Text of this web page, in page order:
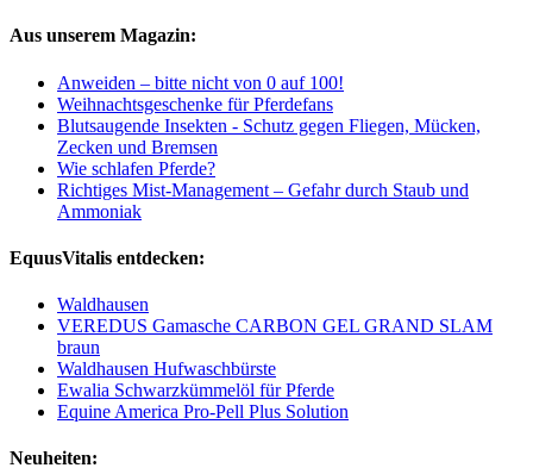
Aus unserem Magazin:
Anweiden – bitte nicht von 0 auf 100!
Weihnachtsgeschenke für Pferdefans
Blutsaugende Insekten - Schutz gegen Fliegen, Mücken,
Zecken und Bremsen
Wie schlafen Pferde?
Richtiges Mist-Management – Gefahr durch Staub und
Ammoniak
EquusVitalis entdecken:
Waldhausen
VEREDUS Gamasche CARBON GEL GRAND SLAM
braun
Waldhausen Hufwaschbürste
Ewalia Schwarzkümmelöl für Pferde
Equine America Pro-Pell Plus Solution
Neuheiten: